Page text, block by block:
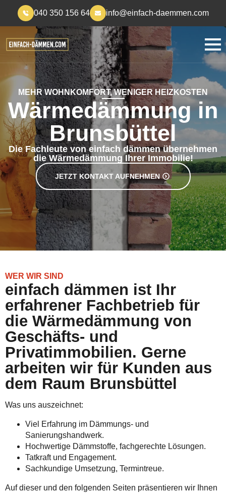
040 350 156 64 info@einfach-daemmen.com
MEHR WOHNKOMFORT, WENIGER HEIZKOSTEN
Wärmedämmung in
Brunsbüttel
Die Fachleute von einfach dämmen übernehmen
die Wärmedämmung Ihrer Immobilie!
JETZT KONTAKT AUFNEHMEN
WER WIR SIND
einfach dämmen ist Ihr
erfahrener Fachbetrieb für
die Wärmedämmung von
Geschäfts- und
Privatimmobilien. Gerne
arbeiten wir für Kunden aus
dem Raum Brunsbüttel
Was uns auszeichnet:
Viel Erfahrung im Dämmungs- und
Sanierungshandwerk.
Hochwertige Dämmstoffe, fachgerechte Lösungen.
Tatkraft und Engagement.
Sachkundige Umsetzung, Termintreue.
Auf dieser und den folgenden Seiten präsentieren wir Ihnen